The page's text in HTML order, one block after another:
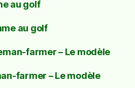
au golf
au golf
farmer – Le modèle
farmer – Le modèle